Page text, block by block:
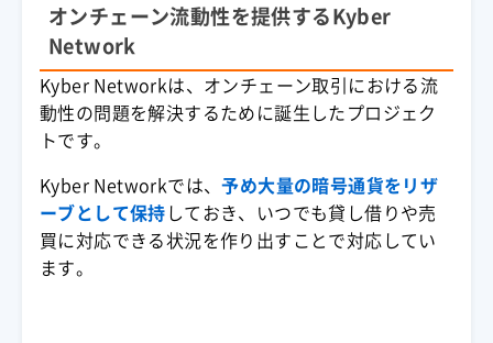
オンチェーン流動性を提供するKyber
Network
Kyber Networkは、 オンチェーン取引における流
動性の問題を解決するために誕生したプロジェク
トです。
Kyber Networkでは、予め大量の暗号通貨をリザ
ーブとして保持しておき、いつでも貸し借りや売
買に対応できる状況を作り出すことで対応してい
ます。